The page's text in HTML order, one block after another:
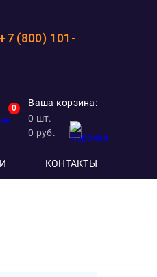
+7 (800) 101-
0
Ваша корзина:
0 шт.
0 руб.
КОНТАКТЫ